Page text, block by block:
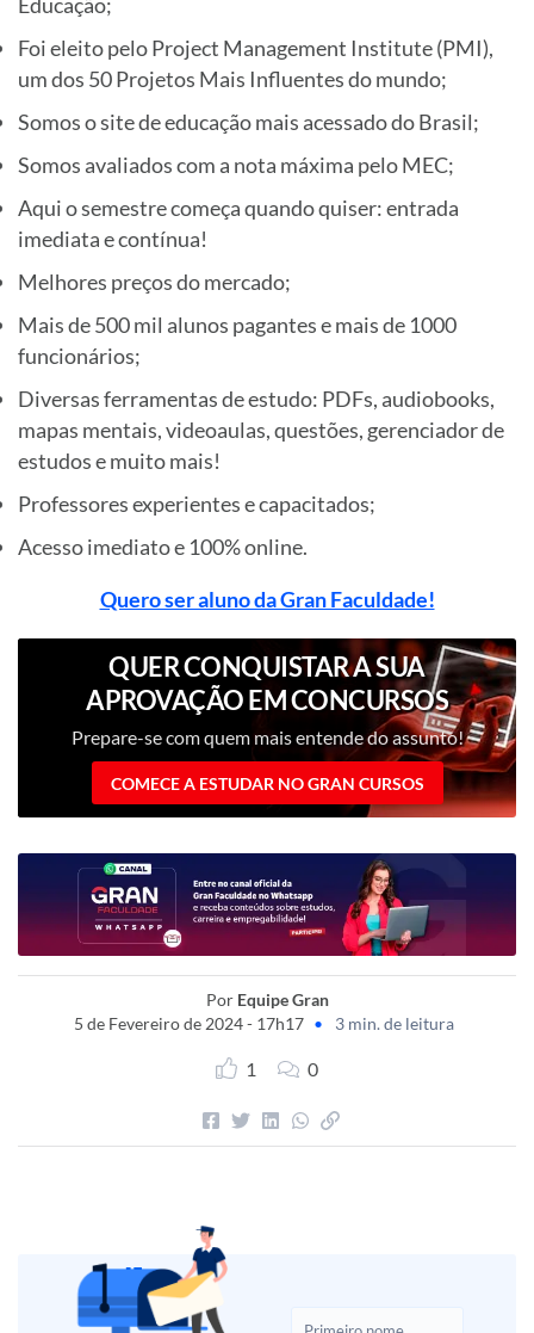
Foi eleito pelo Project Management Institute (PMI),
um dos 50 Projetos Mais Influentes do mundo;
Somos o site de educação mais acessado do Brasil;
Somos avaliados com a nota máxima pelo MEC;
Aqui o semestre começa quando quiser: entrada
imediata e contínua!
Melhores preços do mercado;
Mais de 500 mil alunos pagantes e mais de 1000
funcionários;
Diversas ferramentas de estudo: PDFs, audiobooks,
mapas mentais, videoaulas, questões, gerenciador de
estudos e muito mais!
Professores experientes e capacitados;
Acesso imediato e 100% online.
Quero ser aluno da Gran Faculdade!
QUER CONQUISTAR A SUA
APROVAÇÃO EM CONCURSOS
PÚBLICOS?
Prepare-se com quem mais entende do assunto!
COMECE A ESTUDAR NO GRAN CURSOS
Por Equipe Gran
5 de Fevereiro de 2024 - 17h17 • 3 min. de leitura
1 0